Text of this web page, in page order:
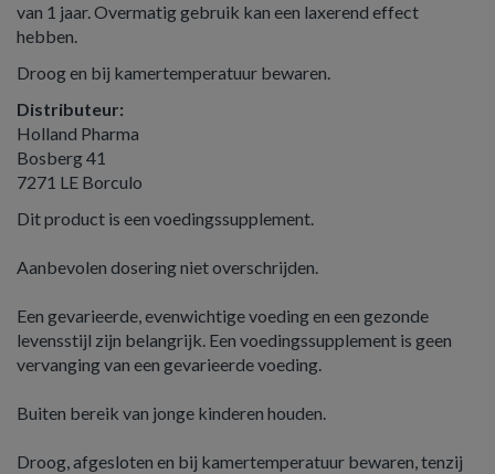
van 1 jaar. Overmatig gebruik kan een laxerend effect
hebben.
Droog en bij kamertemperatuur bewaren.
Distributeur:
Holland Pharma
Bosberg 41
7271 LE Borculo
Dit product is een voedingssupplement.
Aanbevolen dosering niet overschrijden.
Een gevarieerde, evenwichtige voeding en een gezonde
levensstijl zijn belangrijk. Een voedingssupplement is geen
vervanging van een gevarieerde voeding.
Buiten bereik van jonge kinderen houden.
Droog, afgesloten en bij kamertemperatuur bewaren, tenzij